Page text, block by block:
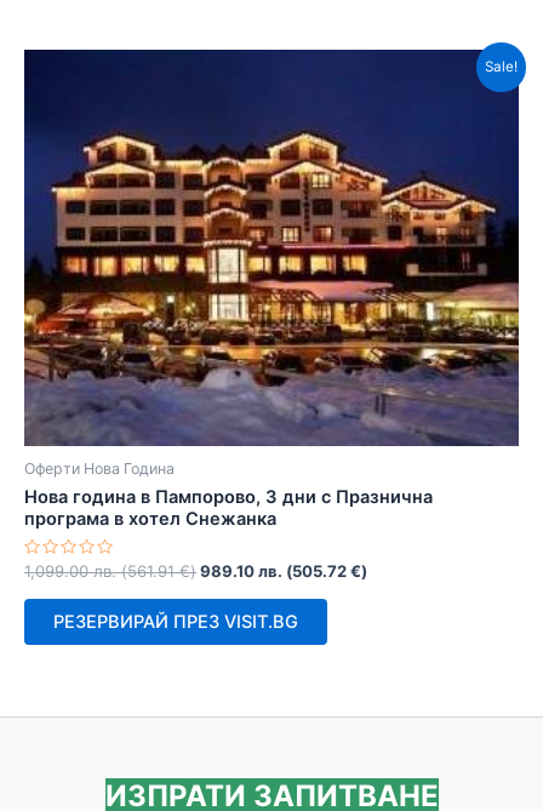
Sale!
Оферти Нова Година
Нова година в Пампорово, 3 дни с Празнична
програма в хотел Снежанка
Оценено
с
0
1,099.00лв. (561.91€)989.10лв. (505.72€)
РЕЗЕРВИРАЙ ПРЕЗ VISIT.BG
ИЗПРАТИ ЗАПИТВАНЕ